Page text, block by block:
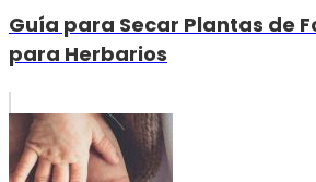
Guía para Secar Plantas de
para Herbarios